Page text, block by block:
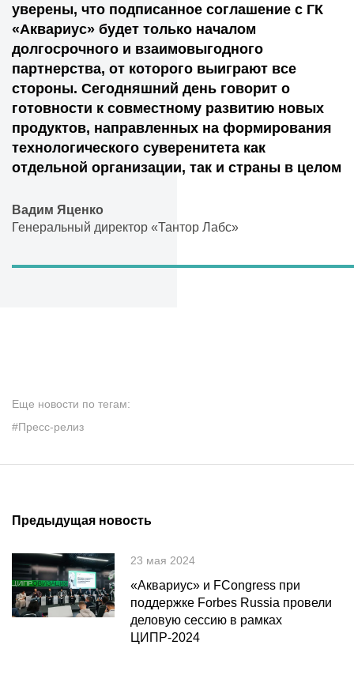
уверены, что подписанное соглашение с ГК
«Аквариус» будет только началом
долгосрочного и взаимовыгодного
партнерства, от которого выиграют все
стороны. Сегодняшний день говорит о
готовности к совместному развитию новых
продуктов, направленных на формирования
технологического суверенитета как
отдельной организации, так и страны в целом
Вадим Яценко
Генеральный директор «Тантор Лабс»
Еще новости по тегам:
#Пресс-релиз
Предыдущая новость
23 мая 2024
«Аквариус» и FCongress при
поддержке Forbes Russia провели
деловую сессию в рамках
ЦИПР-2024